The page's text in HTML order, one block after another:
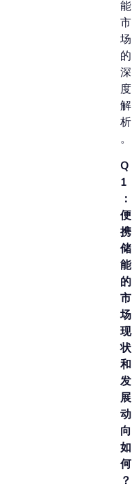
能
市
场
的
深
度
解
析
。
Q
1
：
便
携
储
能
的
市
场
现
状
和
发
展
动
向
如
何
？